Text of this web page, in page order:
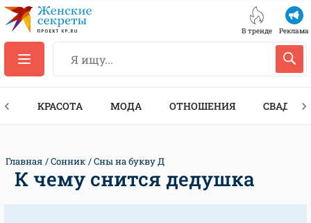
В тренде Реклама
КРАСОТА МОДА ОТНОШЕНИЯ СВАДЬБА
Главная Сонник Сны на букву Д
К чему снится дедушка